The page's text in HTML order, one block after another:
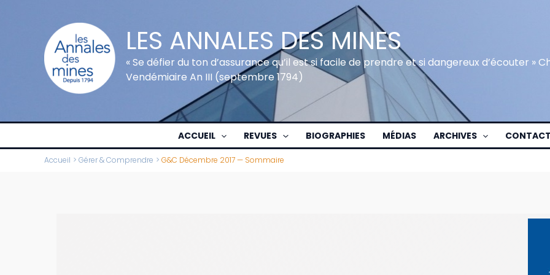
LES ANNALES DES MINES
« Se défier du ton d’assurance qu’il est si facile de prendre et si dangereux d’écouter »
Vendémiaire An III (septembre 1794)
ACCUEIL REVUES BIOGRAPHIES MÉDIAS ARCHIVES CONTACT
Accueil Gérer & Comprendre G&C Décembre 2017 — Sommaire